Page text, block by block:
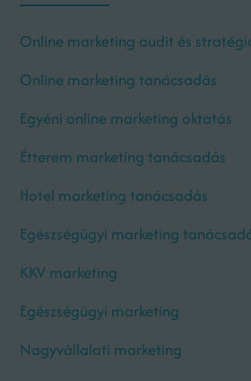
Online marketing audit és
Online marketing tanácsadás
Egyéni online marketing oktatás
Étterem marketing tanácsadás
Hotel marketing tanácsadás
Egészségügyi marketing
KKV marketing
Egészségügyi marketing
Nagyvállalati marketing